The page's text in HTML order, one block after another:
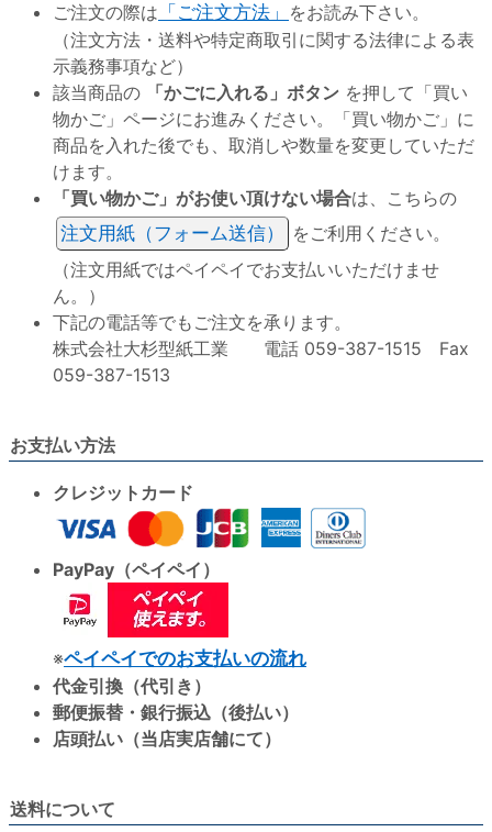
ご注文の際は 「ご注文方法」 をお読み下さい。
（注文方法・送料や特定商取引に関する法律による表
示義務事項など）
該当商品の
「かごに入れる」ボタン を押して「買い
物かご」ページにお進みください。「買い物かご」に
商品を入れた後でも、取消しや数量を変更していただ
けます。
「買い物かご」がお使い頂けない場合は、こちらの
注文用紙（フォーム送信）
をご利用ください。
（注文用紙ではペイペイでお支払いいただけませ
ん。）
下記の電話等でもご注文を承ります。
株式会社大杉型紙工業 電話 059-387-1515 Fax
059-387-1513
お支払い方法
クレジットカード
PayPay（ペイペイ）
※ペイペイでのお支払いの流れ
代金引換（代引き）
郵便振替・銀行振込（後払い）
店頭払い（当店実店舗にて）
送料について